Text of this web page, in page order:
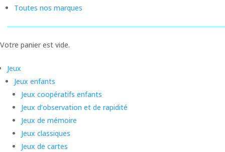
Toutes nos marques
Votre panier est vide.
Jeux
Jeux enfants
Jeux coopératifs enfants
Jeux d’observation et de rapidité
Jeux de mémoire
Jeux classiques
Jeux de cartes